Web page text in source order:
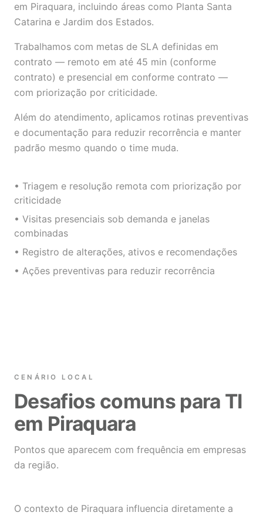
em Piraquara, incluindo áreas como Planta Santa
Catarina e Jardim dos Estados.
Trabalhamos com metas de SLA definidas em
contrato — remoto em até 45 min (conforme
contrato) e presencial em conforme contrato —
com priorização por criticidade.
Além do atendimento, aplicamos rotinas preventivas
e documentação para reduzir recorrência e manter
padrão mesmo quando o time muda.
• Triagem e resolução remota com priorização por
criticidade
• Visitas presenciais sob demanda e janelas
combinadas
• Registro de alterações, ativos e recomendações
• Ações preventivas para reduzir recorrência
CENÁRIO LOCAL
Desafios comuns para TI
em Piraquara
Pontos que aparecem com frequência em empresas
da região.
O contexto de Piraquara influencia diretamente a